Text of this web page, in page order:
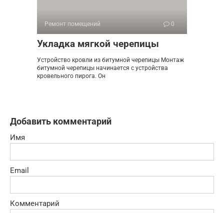
Ремонт помещений 0
Укладка мягкой черепицы
Устройство кровли из битумной черепицы Монтаж
битумной черепицы начинается с устройства
кровельного пирога. Он
Добавить комментарий
Имя
Email
Комментарий